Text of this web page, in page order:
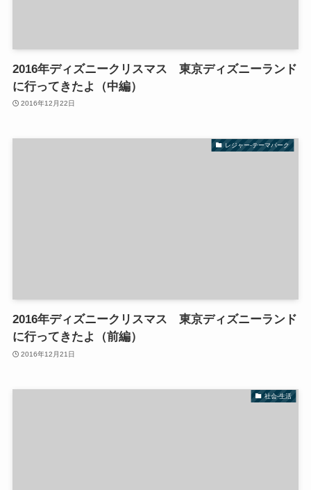
2016年ディズニークリスマス 東京ディズニーランド
に行ってきたよ（中編）
2016年12月22日
レジャー-テーマパーク
2016年ディズニークリスマス 東京ディズニーランド
に行ってきたよ（前編）
2016年12月21日
社会-生活